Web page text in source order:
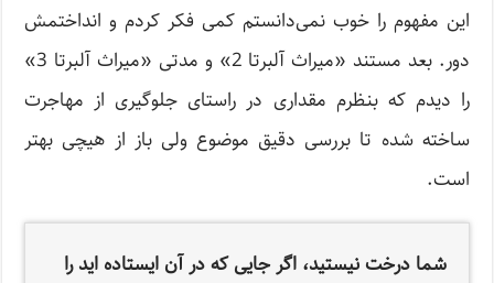
این مفهوم را خوب نمی‌دانستم کمی فکر کردم و انداختمش
دور. بعد مستند «میراث آلبرتا 2» و مدتی «میراث آلبرتا 3»
را دیدم که بنظرم مقداری در راستای جلوگیری از مهاجرت
ساخته شده تا بررسی دقیق موضوع ولی باز از هیچی بهتر
است.
شما درخت نیستید، اگر جایی که در آن ایستاده اید را